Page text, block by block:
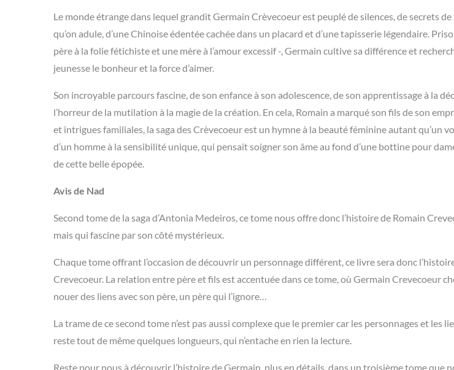
Le monde étrange dans lequel grandit Germain Crèvecoeur est peuplé de silences, de secrets
qu’on adule, d’une Chinoise édentée cachée dans un placard et d’une tapisserie légendaire.
père à la folie fétichiste et une mère à l’amour excessif -, Germain cultive sa différence et
jeunesse le bonheur et la force d’aimer.
Son incroyable parcours fascine, de son enfance à son adolescence, de son apprentissage à la
l’horreur de la mutilation à la magie de la création. En cela, Romain a marqué son fils de son
et intrigues familiales, la saga des Crèvecoeur est un hymne à la beauté féminine autant qu’un
d’un homme à la sensibilité unique, qui pensait soigner son âme au fond d’une bottine pour
de cette belle épopée.
Avis de Nad
Second tome de la saga d’Antonia Medeiros, ce tome nous offre donc l’histoire de Romain
mais qui fascine par son côté mystérieux.
Chaque tome offrant l’occasion de découvrir un personnage différent, ce livre sera donc
Crevecoeur. La relation entre père et fils est accentuée dans ce tome, où Germain Crevecoeur
nouer des liens avec son père, un père qui l’ignore…
La trame de ce second tome n’est pas aussi complexe que le premier car les personnages et les
reste tout de même quelques longueurs, qui n’entache en rien la lecture.
Reste pour nous à découvrir l’histoire de Germain, plus en détails, dans un troisième tome que